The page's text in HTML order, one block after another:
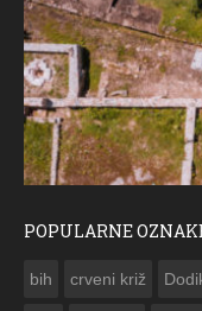
POPULARNE
bih crveni križ